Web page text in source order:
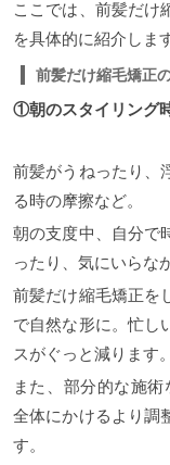
ここでは、前髪だけ
を具体的に紹介しま
前髪だけ縮毛矯正
①朝のスタイリング
前髪がうねったり、
る時の摩擦など。
朝の支度中、自分で
ったり、気にいらな
前髪だけ縮毛矯正を
で自然な形に。忙し
スがぐっと減ります。
また、部分的な施術
全体にかけるより調
す。